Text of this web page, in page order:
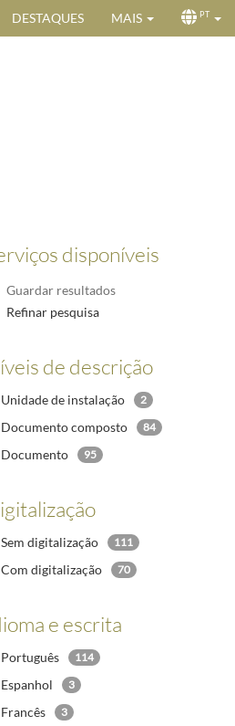
DESTAQUES MAIS PT
disponíveis
Guardar resultados
Refinar pesquisa
de descrição
Unidade de instalação 2
Documento composto 84
Documento 95
Sem digitalização 111
Com digitalização 70
e escrita
Português 114
Espanhol 3
Francês 3